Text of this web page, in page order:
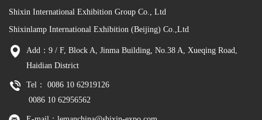
Shixin International Exhibition Group Co., Ltd
Shixinlamp International Exhibition (Beijing) Co.,Ltd
Add：9 / F, Block A, Jinma Building, No.38 A, Xueqing Road,
Haidian District
Tel： 0086 10 62919126
0086 10 62956562